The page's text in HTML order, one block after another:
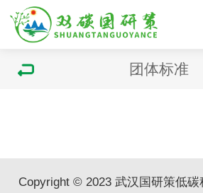
团体标准
Copyright © 2023 武汉国研策低